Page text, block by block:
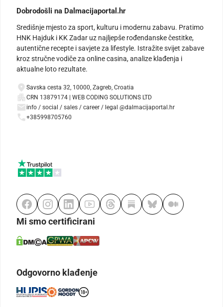
Dobrodošli na Dalmacijaportal.hr
Središnje mjesto za sport, kulturu i modernu zabavu. Pratimo
HNK Hajduk i KK Zadar uz najljepše rođendanske čestitke,
autentične recepte i savjete za lifestyle. Istražite svijet zabave
kroz stručne vodiče za online casina, analize klađenja i
aktualne loto rezultate.
Savska cesta 32, 10000, Zagreb, Croatia
CRN 13879174 | WEB CODING SOLUTIONS LTD
info / social / sales / career / legal @dalmacijaportal.hr
+385998705760
Mi smo certificirani
Odgovorno klađenje